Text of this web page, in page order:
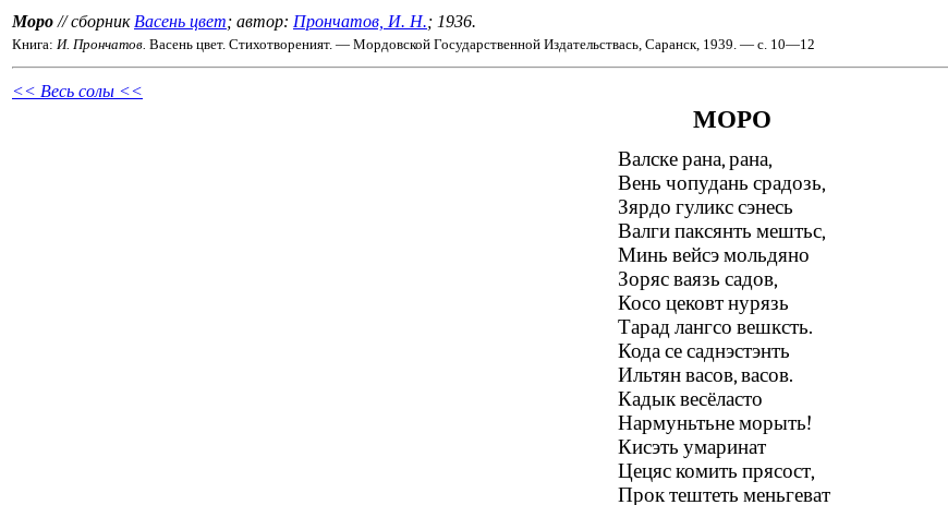
Моро // сборник Васень цвет; автор: Прончатов, И. Н.; 1936.
Книга: И. Прончатов. Васень цвет. Стихотвореният. — Мордовской Государственной Издательствась, Саранск, 1939. — с. 10—12
<< Весь солы <<
МОРО
Валске рана, рана,
Вень чопудань срадозь,
Зярдо гуликс сэнесь
Валги паксянть мештьс,
Минь вейсэ мольдяно
Зоряс ваязь садов,
Косо цековт нурязь
Тарад лангсо вешксть.
Кода се саднэстэнть
Ильтян васов, васов.
Кадык весёласто
Нармуньтьне морыть!
Кисэть умаринат
Цецяс комить прясост,
Прок тештеть меньгеват